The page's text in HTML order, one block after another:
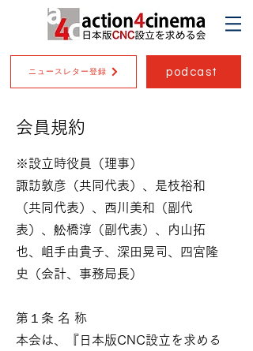
ニュースレター登録 podcast
会員規約
※設立時役員（理事）
諏訪敦彦（共同代表）、是枝裕和
（共同代表）、西川美和（副代
表）、舩橋淳（副代表）、内山拓
也、岨手由貴子、深田晃司、四宮隆
史（会計、事務局長）
第１条 名 称
本会は、『日本版CNC設立を求める